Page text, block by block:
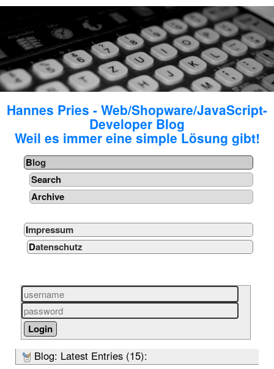
Hannes Pries - Web/Shopware/JavaScript-
Developer Blog
Weil es immer eine simple Lösung gibt!
Blog
Search
Archive
Impressum
Datenschutz
Blog: Latest Entries (15):